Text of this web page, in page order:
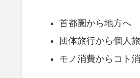
首都圏から地方へ
団体旅行から個人
モノ消費からコト